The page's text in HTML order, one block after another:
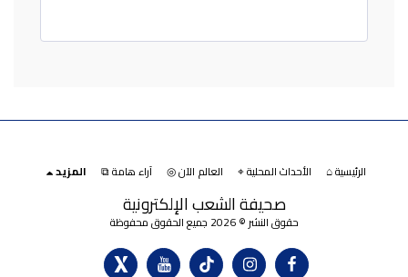
صحيفة الشعب الإلكترونية
حقوق النشر © 2026 جميع الحقوق محفوظة
الرئيسية ⌂ الأحداث المحلية ⌖ العالم الآن ◎ آراء هامة ⧉ المزيد